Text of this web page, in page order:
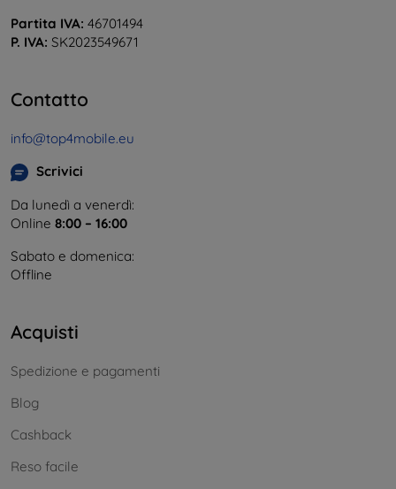
Partita IVA: 46701494
P. IVA: SK2023549671
Contatto
info@top4mobile.eu
Scrivici
Da lunedì a venerdì:
Online 8:00 – 16:00
Sabato e domenica:
Offline
Acquisti
Spedizione e pagamenti
Blog
Cashback
Reso facile